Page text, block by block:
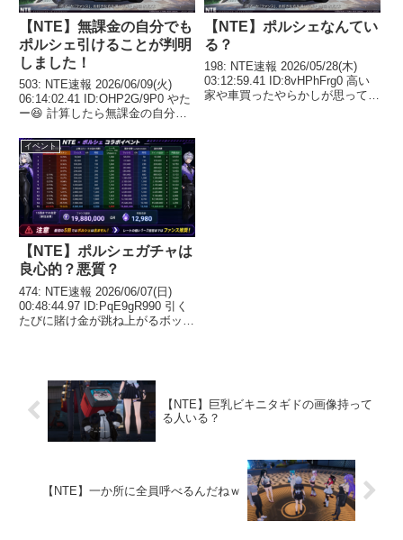
【NTE】無課金の自分でも
ポルシェ引けることが判明
しました！
503: NTE速報 2026/06/09(火)
06:14:02.41 ID:OHP2G/9P0 やた
ー😆 計算したら無課金の自分も
た🥰 最悪ガチャ石30連分くらい
突っ込むことになるけどその場合
恒常石10連分...
【NTE】ポルシェなんてい
る？
198: NTE速報 2026/05/28(木)
03:12:59.41 ID:8vHPhFrg0 高い
家や車買ったやらかしが思ってた
イベント
【NTE】ポルシェガチャは
良心的？悪質？
474: NTE速報 2026/06/07(日)
00:48:44.97 ID:PqE9gR990 引く
たびに賭け金が跳ね上がるボック
べても悪質性高いと...
【NTE】巨乳ビキニタギドの画像持って
る人いる？
【NTE】一か所に全員呼べるんだねｗ